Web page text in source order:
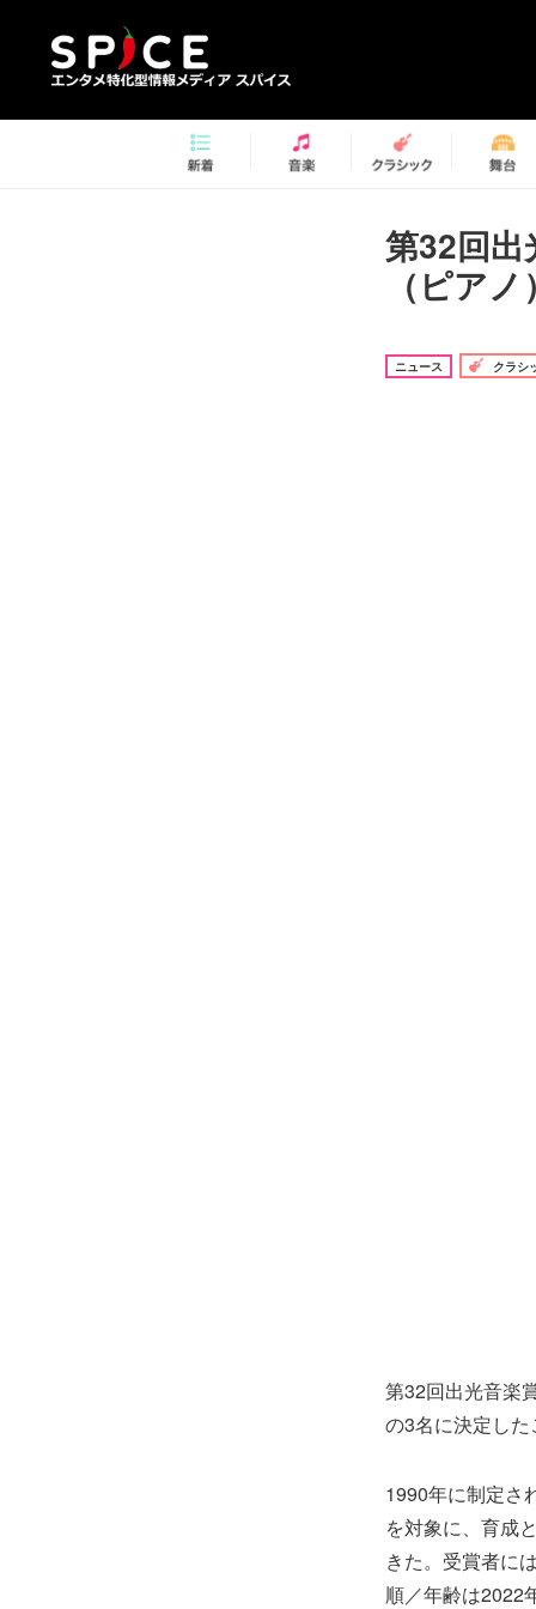
第32回
（ピア
ニュース クラシ
第32回出光音楽
の3名に決定した
1990年に制定さ
を対象に、育成
きた。受賞者に
順／年齢は2022